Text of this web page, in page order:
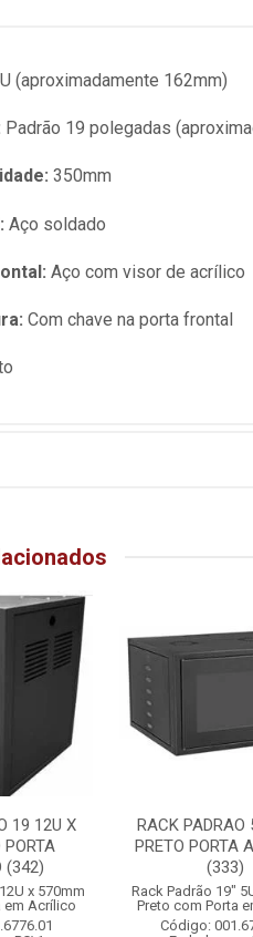
(aproximadamente 162mm)
Padrão 19 polegadas
350mm
Aço soldado
Aço com visor de acrílico
Com chave na porta frontal
19 12U X
PORTA
(342)
x 570mm
em Acrílico
RACK PADRAO
PRETO PORTA
(333)
Rack Padrão 19"
Preto com Porta
Código: